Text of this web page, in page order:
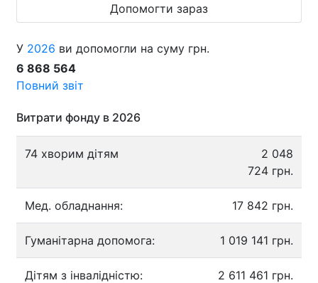
Допомогти зараз
У 2026 ви допомогли на суму грн.
6 868 564
Повний звіт
Витрати фонду в 2026
74 хворим дітям
2 048
724 грн.
Мед. обладнання: 17 842 грн.
Гуманітарна допомога: 1 019 141 грн.
Дітям з інвалідністю: 2 611 461 грн.